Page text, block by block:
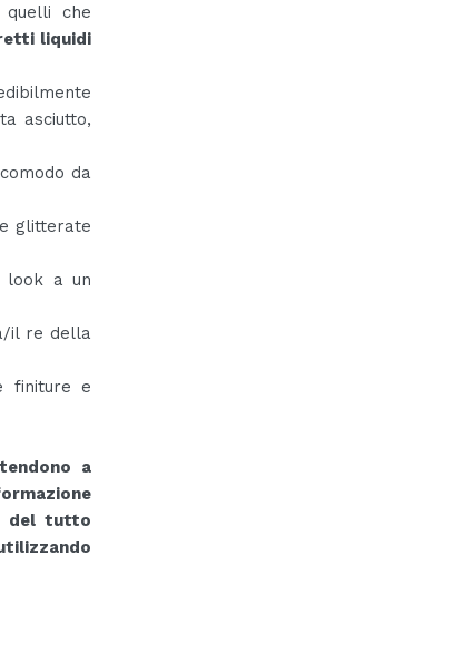
che
liquidi
asciutto,
da
glitterate
look a un
il re della
finiture e
a
del tutto